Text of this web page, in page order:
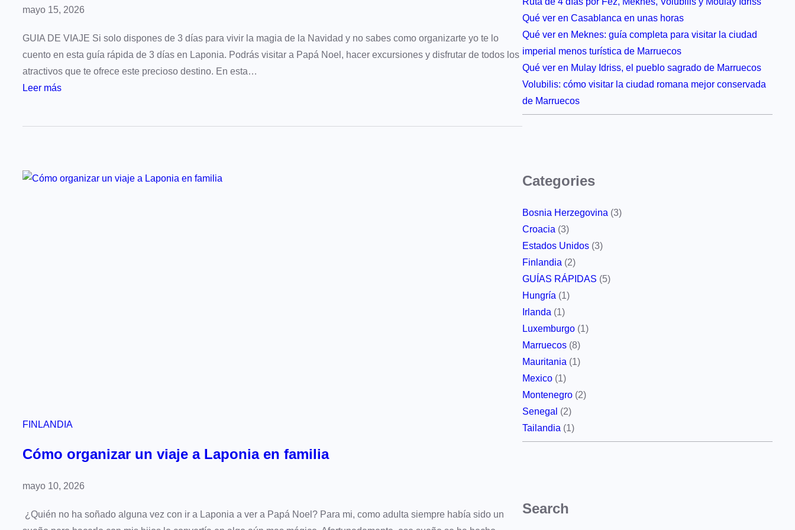
mayo 15, 2026
GUIA DE VIAJE Si solo dispones de 3 días para vivir la magia de la Navidad y no sabes como organizarte yo te lo
cuento en esta guía rápida de 3 días en Laponia. Podrás visitar a Papá Noel, hacer excursiones y disfrutar de todos los
atractivos que te ofrece este precioso destino. En esta…
Leer más:
FINLANDIA
Cómo organizar un viaje a Laponia en familia
mayo 10, 2026
¿Quién no ha soñado alguna vez con ir a Laponia a ver a Papá Noel? Para mi, como adulta siempre había sido un
Qué ver en Casablanca en unas horas
Qué ver en Meknes: guía completa para visitar la ciudad
imperial menos turística de Marruecos
Qué ver en Mulay Idriss, el pueblo sagrado de Marruecos
Volubilis: cómo visitar la ciudad romana mejor conservada
de Marruecos
Categories
Bosnia Herzegovina (3)
Croacia (3)
Estados Unidos (3)
Finlandia (2)
GUÍAS RÁPIDAS (5)
Hungría (1)
Irlanda (1)
Luxemburgo (1)
Marruecos (8)
Mauritania (1)
Mexico (1)
Montenegro (2)
Senegal (2)
Tailandia (1)
Search